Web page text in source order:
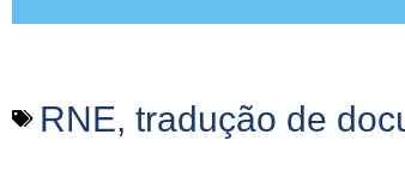
RNE, tradução de